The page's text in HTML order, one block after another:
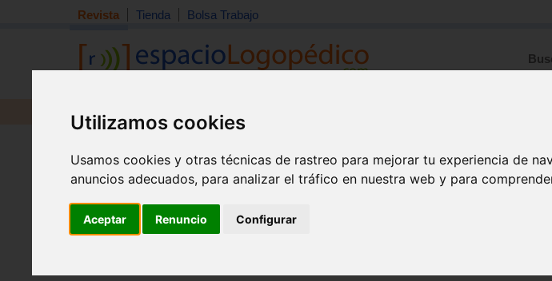
Utilizamos cookies
Usamos cookies y otras técnicas de rastreo para mejorar tu experiencia de
anuncios adecuados, para analizar el tráfico en nuestra web y para
Aceptar Renuncio Configurar
Revista Tienda Bolsa Trabajo
Revista Material
Inicio> Revista